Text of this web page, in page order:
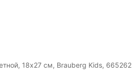
18х27 см, Brauberg Kids, 665262